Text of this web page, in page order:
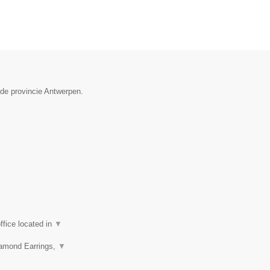
provincie Antwerpen.
located in ▼
Earrings, ▼